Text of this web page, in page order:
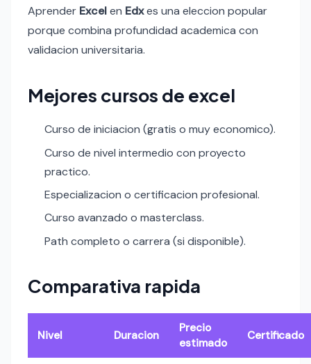
Aprender Excelen Edxes una eleccion popular
porque combina profundidad academica con
validacion universitaria.
Mejores cursos de excel
Curso de iniciacion (gratis o muy economico).
Curso de nivel intermedio con proyecto
practico.
Especializacion o certificacion profesional.
Curso avanzado o masterclass.
Path completo o carrera (si disponible).
Comparativa rapida
Nivel Duracion
Precio
estimado
Certificado